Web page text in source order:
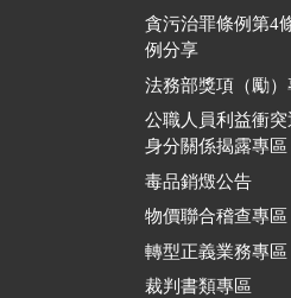
貪污治罪條例第4
例分享
法務部獎項（勵）
公職人員利益衝
身分關係揭露專區
毒品銷燬公告
物價聯合稽查專區
轉型正義業務專區
裁判書類專區